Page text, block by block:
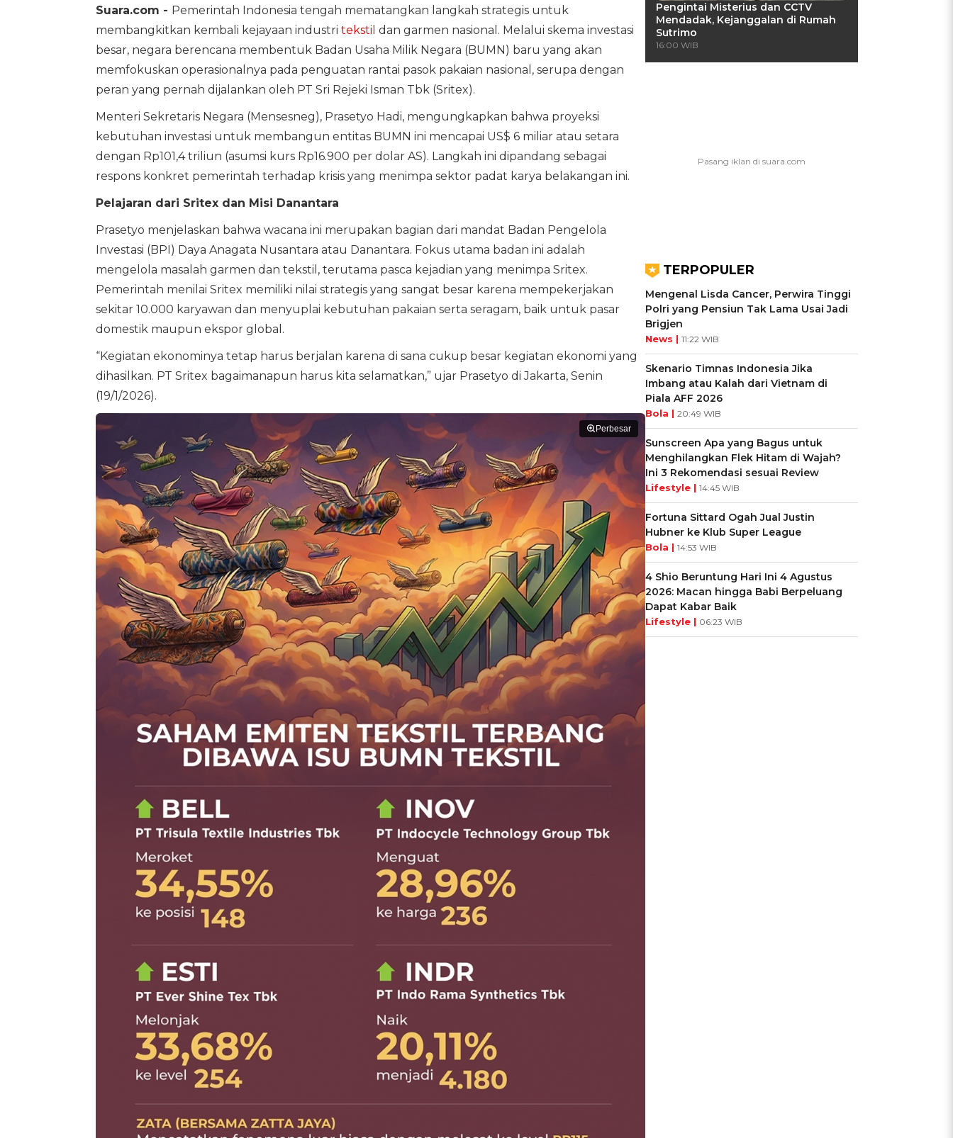
Suara.com - Pemerintah Indonesia tengah mematangkan langkah strategis untuk
membangkitkan kembali kejayaan industri tekstil dan garmen nasional. Melalui skema investasi
besar, negara berencana membentuk Badan Usaha Milik Negara (BUMN) baru yang akan
memfokuskan operasionalnya pada penguatan rantai pasok pakaian nasional, serupa dengan
peran yang pernah dijalankan oleh PT Sri Rejeki Isman Tbk (Sritex).
Menteri Sekretaris Negara (Mensesneg), Prasetyo Hadi, mengungkapkan bahwa proyeksi
kebutuhan investasi untuk membangun entitas BUMN ini mencapai US$ 6 miliar atau setara
dengan Rp101,4 triliun (asumsi kurs Rp16.900 per dolar AS). Langkah ini dipandang sebagai
respons konkret pemerintah terhadap krisis yang menimpa sektor padat karya belakangan ini.
Pelajaran dari Sritex dan Misi Danantara
Prasetyo menjelaskan bahwa wacana ini merupakan bagian dari mandat Badan Pengelola
Investasi (BPI) Daya Anagata Nusantara atau Danantara. Fokus utama badan ini adalah
mengelola masalah garmen dan tekstil, terutama pasca kejadian yang menimpa Sritex.
Pemerintah menilai Sritex memiliki nilai strategis yang sangat besar karena mempekerjakan
sekitar 10.000 karyawan dan menyuplai kebutuhan pakaian serta seragam, baik untuk pasar
domestik maupun ekspor global.
“Kegiatan ekonominya tetap harus berjalan karena di sana cukup besar kegiatan ekonomi yang
dihasilkan. PT Sritex bagaimanapun harus kita selamatkan,” ujar Prasetyo di Jakarta, Senin
(19/1/2026).
Perbesar
Pengintai Misterius dan CCTV
Mendadak, Kejanggalan di Rumah
Sutrimo
16:00 WIB
TERPOPULER
Mengenal Lisda Cancer, Perwira Tinggi
Polri yang Pensiun Tak Lama Usai Jadi
Brigjen
News | 11:22 WIB
Skenario Timnas Indonesia Jika
Imbang atau Kalah dari Vietnam di
Piala AFF 2026
Bola | 20:49 WIB
Sunscreen Apa yang Bagus untuk
Menghilangkan Flek Hitam di Wajah?
Ini 3 Rekomendasi sesuai Review
Lifestyle | 14:45 WIB
Fortuna Sittard Ogah Jual Justin
Hubner ke Klub Super League
Bola | 14:53 WIB
4 Shio Beruntung Hari Ini 4 Agustus
2026: Macan hingga Babi Berpeluang
Dapat Kabar Baik
Lifestyle | 06:23 WIB